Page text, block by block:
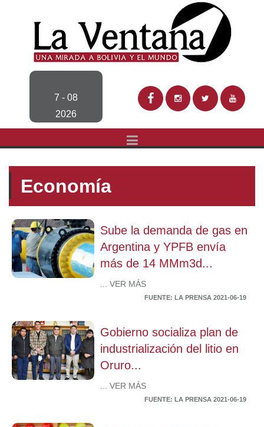
7 - 08
2026
Economía
Sube la demanda de gas en
Argentina y YPFB envía
más de 14 MMm3d...
... VER MÁS
FUENTE: LA PRENSA 2021-06-19
Gobierno socializa plan de
industrialización del litio en
Oruro...
... VER MÁS
FUENTE: LA PRENSA 2021-06-19